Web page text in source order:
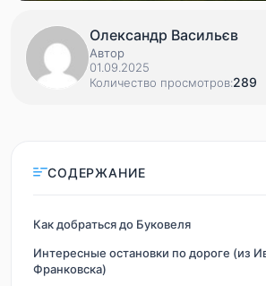
Олександр Васильєв
Автор
01.09.2025
Количество просмотров:289
СОДЕРЖАНИЕ
Как добраться до Буковеля
Интересные остановки по дороге (из
Франковска)